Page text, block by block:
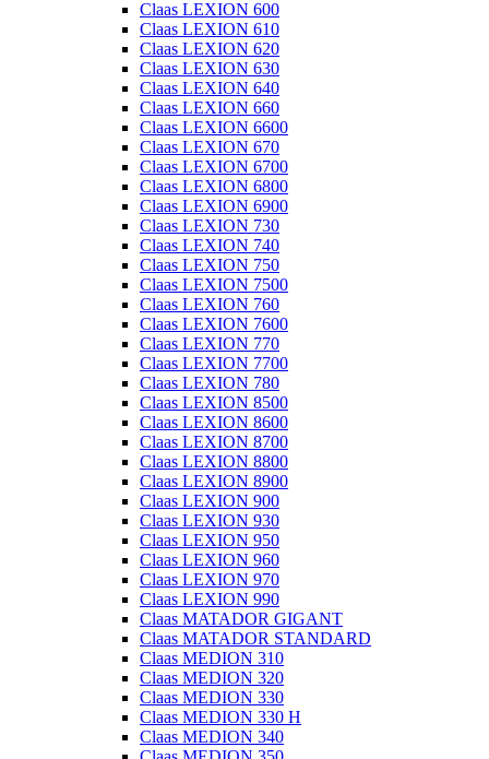
Claas LEXION 600
Claas LEXION 610
Claas LEXION 620
Claas LEXION 630
Claas LEXION 640
Claas LEXION 660
Claas LEXION 6600
Claas LEXION 670
Claas LEXION 6700
Claas LEXION 6800
Claas LEXION 6900
Claas LEXION 730
Claas LEXION 740
Claas LEXION 750
Claas LEXION 7500
Claas LEXION 760
Claas LEXION 7600
Claas LEXION 770
Claas LEXION 7700
Claas LEXION 780
Claas LEXION 8500
Claas LEXION 8600
Claas LEXION 8700
Claas LEXION 8800
Claas LEXION 8900
Claas LEXION 900
Claas LEXION 930
Claas LEXION 950
Claas LEXION 960
Claas LEXION 970
Claas LEXION 990
Claas MATADOR GIGANT
Claas MATADOR STANDARD
Claas MEDION 310
Claas MEDION 320
Claas MEDION 330
Claas MEDION 330 H
Claas MEDION 340